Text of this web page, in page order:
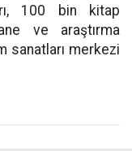
100 bin kitap
ve araştırma
sanatları merkezi